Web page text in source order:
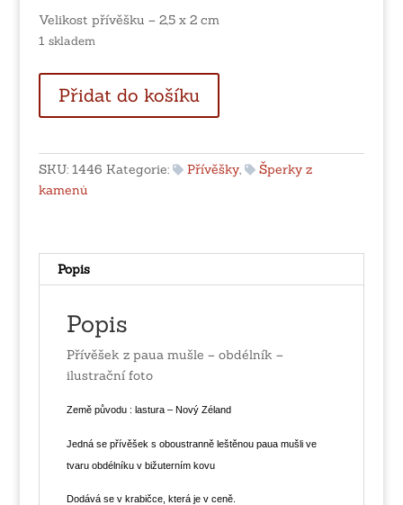
Velikost přívěšku – 2,5 x 2 cm
1 skladem
paua
-
obdélník
Přidat do košíku
SKU: 1446 Kategorie: Přívěšky,
Šperky z
kamenů
Popis
Popis
Přívěšek z paua mušle – obdélník –
ilustrační foto
Země původu : lastura – Nový Zéland
Jedná se přívěšek s oboustranně leštěnou paua mušli ve
tvaru obdélníku v bižuterním kovu
Dodává se v krabičce, která je v ceně.